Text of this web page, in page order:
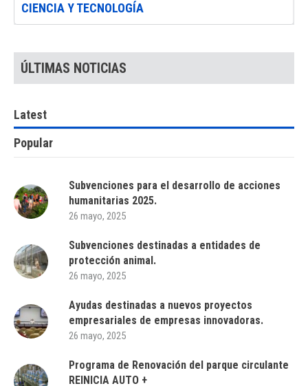
CIENCIA Y TECNOLOGÍA
ÚLTIMAS NOTICIAS
Latest
Popular
Subvenciones para el desarrollo de acciones
humanitarias 2025.
26 mayo, 2025
Subvenciones destinadas a entidades de
protección animal.
26 mayo, 2025
Ayudas destinadas a nuevos proyectos
empresariales de empresas innovadoras.
26 mayo, 2025
Programa de Renovación del parque circulante
REINICIA AUTO +